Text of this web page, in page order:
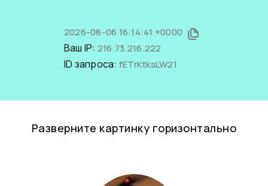
2026-08-06 16:14:41 +0000
Ваш IP: 216.73.216.222
ID запроса: fETrKtksLW21
Разверните картинку горизонтально